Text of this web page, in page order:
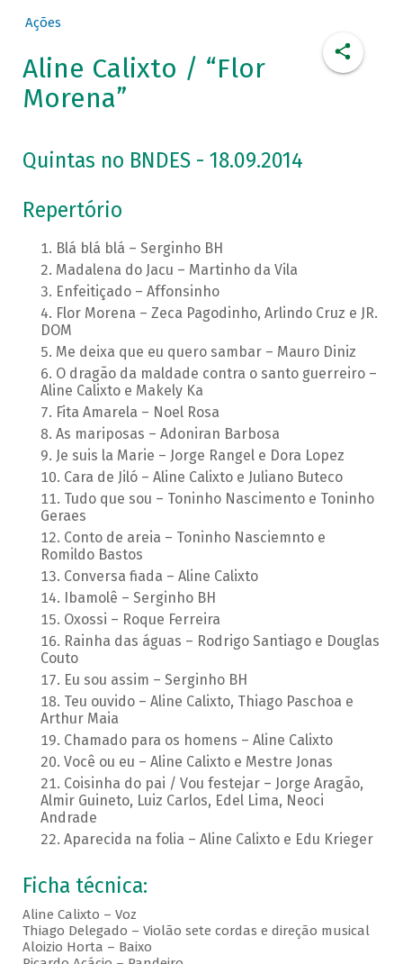
Ações
Aline Calixto / “Flor
Morena”
Quintas no BNDES - 18.09.2014
Repertório
Blá blá blá – Serginho BH
Madalena do Jacu – Martinho da Vila
Enfeitiçado – Affonsinho
Flor Morena – Zeca Pagodinho, Arlindo Cruz e JR.
DOM
Me deixa que eu quero sambar – Mauro Diniz
O dragão da maldade contra o santo guerreiro –
Aline Calixto e Makely Ka
Fita Amarela – Noel Rosa
As mariposas – Adoniran Barbosa
Je suis la Marie – Jorge Rangel e Dora Lopez
Cara de Jiló – Aline Calixto e Juliano Buteco
Tudo que sou – Toninho Nascimento e Toninho
Geraes
Conto de areia – Toninho Nasciemnto e
Romildo Bastos
Conversa fiada – Aline Calixto
Ibamolê – Serginho BH
Oxossi – Roque Ferreira
Rainha das águas – Rodrigo Santiago e Douglas
Couto
Eu sou assim – Serginho BH
Teu ouvido – Aline Calixto, Thiago Paschoa e
Arthur Maia
Chamado para os homens – Aline Calixto
Você ou eu – Aline Calixto e Mestre Jonas
Coisinha do pai / Vou festejar – Jorge Aragão,
Almir Guineto, Luiz Carlos, Edel Lima, Neoci
Andrade
Aparecida na folia – Aline Calixto e Edu Krieger
Ficha técnica:
Aline Calixto – Voz
Thiago Delegado – Violão sete cordas e direção musical
Aloizio Horta – Baixo